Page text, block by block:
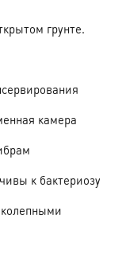
грунте.
камера
к бактериозу